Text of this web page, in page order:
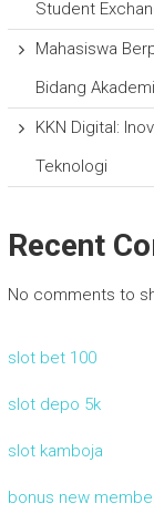
Student
Mahasiswa
Bidang
KKN Digital:
Teknologi
Recent
No comments to
slot bet 100
slot depo 5k
slot kamboja
bonus new